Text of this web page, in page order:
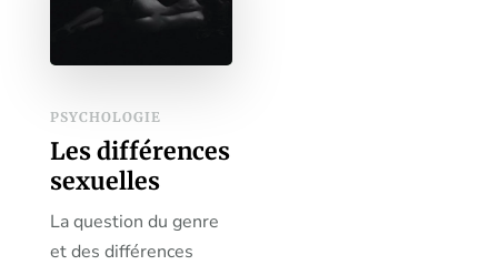
PSYCHOLOGIE
Les différences
sexuelles
La question du genre
et des différences